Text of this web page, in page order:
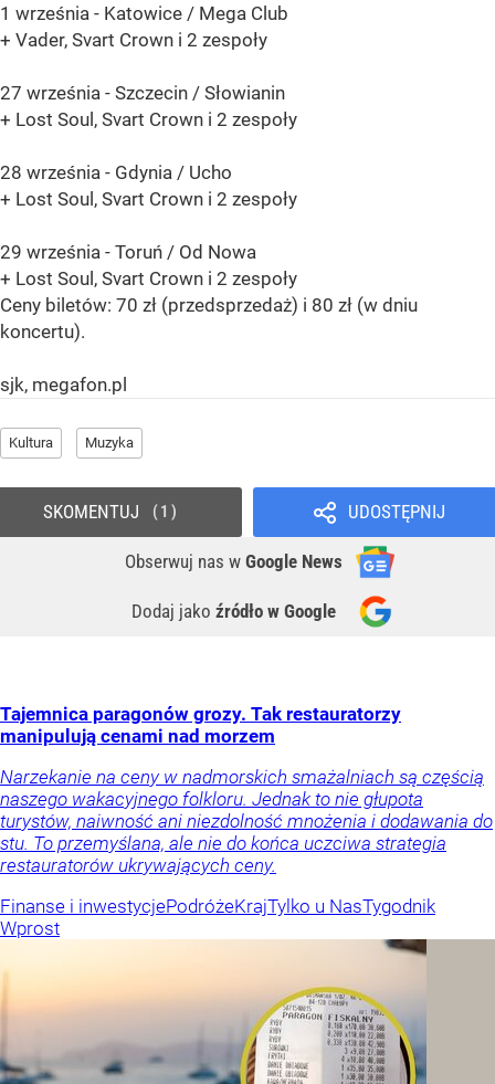
1 września - Katowice / Mega Club
+ Vader, Svart Crown i 2 zespoły
27 września - Szczecin / Słowianin
+ Lost Soul, Svart Crown i 2 zespoły
28 września - Gdynia / Ucho
+ Lost Soul, Svart Crown i 2 zespoły
29 września - Toruń / Od Nowa
+ Lost Soul, Svart Crown i 2 zespoły
Ceny biletów: 70 zł (przedsprzedaż) i 80 zł (w dniu
koncertu).
sjk, megafon.pl
Kultura Muzyka
UDOSTĘPNIJ
Obserwuj nas w Google News
Dodaj jako źródło w Google
SKOMENTUJ 1
Tajemnica paragonów grozy. Tak restauratorzy
manipulują cenami nad morzem
Narzekanie na ceny w nadmorskich smażalniach są częścią
naszego wakacyjnego folkloru. Jednak to nie głupota
turystów, naiwność ani niezdolność mnożenia i dodawania do
stu. To przemyślana, ale nie do końca uczciwa strategia
restauratorów ukrywających ceny.
Finanse i inwestycjePodróżeKrajTylko u NasTygodnik
Wprost